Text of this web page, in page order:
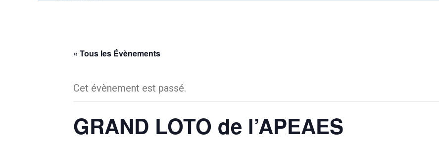
« Tous les Évènements
Cet évènement est passé.
GRAND LOTO de l’APEAES